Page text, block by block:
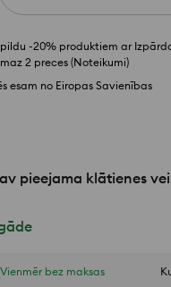
-20% produktiem ar
2 preces (Noteikumi)
esam no Eiropas Savienības
pieejama klātienes
Vienmēr bez maksas